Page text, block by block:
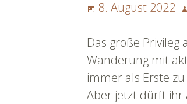
Posted
8. August 2022
Das große
Wanderung mit
immer als Erste
Aber jetzt dürft ihr